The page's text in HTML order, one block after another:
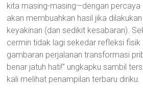
kita masing-masing—dengan percaya
akan membuahkan hasil jika
keyakinan (dan sedikit kesabaran).
cermin tidak lagi sekedar refleksi
gambaran perjalanan transformasi
benar jatuh hati!” ungkapku sambil
kali melihat penampilan terbaru diriku.